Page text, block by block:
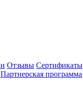
Отзывы Сертификаты
Партнерская программа